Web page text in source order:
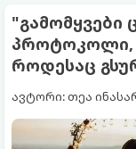
"გამომყვები
პროტოკოლი,
როდესაც
ავტორი: თეა